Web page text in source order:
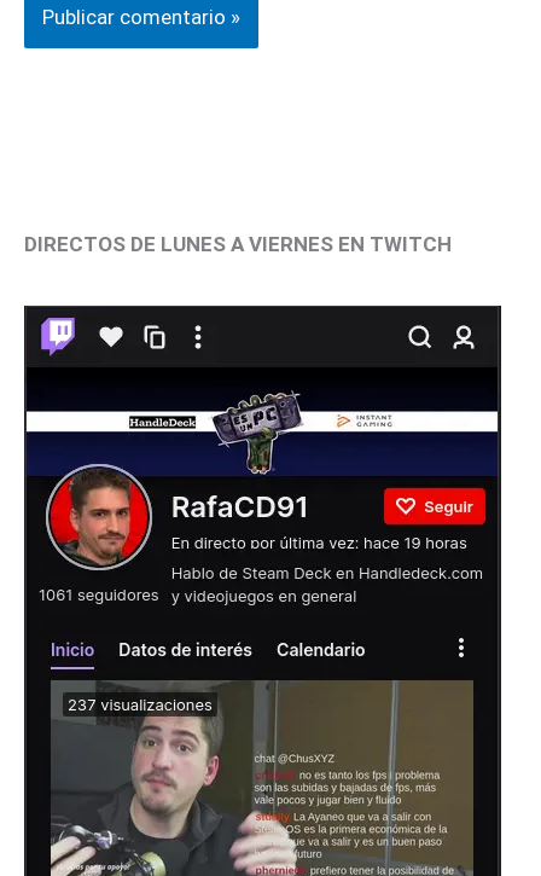
DIRECTOS DE LUNES A VIERNES EN TWITCH